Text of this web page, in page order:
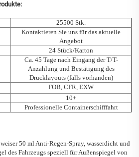
25500 Stk.
Kontaktieren Sie uns für das aktuelle
Angebot
24 Stück/Karton
Ca. 45 Tage nach Eingang der T/T-
Anzahlung und Bestätigung des
Drucklayouts (falls vorhanden)
FOB, CFR, EXW
10+
Professionelle Containerschifffahrt
50 ml Anti-Regen-Spray, wasserdicht und
des Fahrzeugs speziell für Außenspiegel von